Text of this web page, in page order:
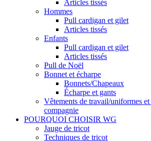
Articles tissés
Hommes
Pull cardigan et gilet
Articles tissés
Enfants
Pull cardigan et gilet
Articles tissés
Pull de Noël
Bonnet et écharpe
Bonnets/Chapeaux
Écharpe et gants
Vêtements de travail/uniformes
compagnie
POURQUOI CHOISIR WG
Jauge de tricot
Techniques de tricot